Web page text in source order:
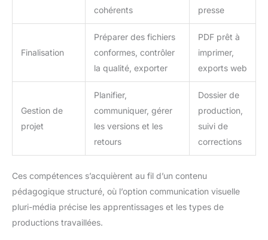
cohérents
presse
Finalisation
Préparer des fichiers
conformes, contrôler
la qualité, exporter
PDF prêt à
imprimer,
exports web
Gestion de
projet
Planifier,
communiquer, gérer
les versions et les
retours
Dossier de
production,
suivi de
corrections
Ces compétences s’acquièrent au fil d’un contenu
pédagogique structuré, où l’option communication visuelle
pluri-média précise les apprentissages et les types de
productions travaillées.